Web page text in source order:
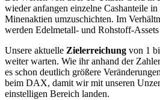
wieder anfangen einzelne Cashanteile
Minenaktien umzuschichten. Im
werden Edelmetall- und Rohstoff-
Unsere aktuelle Zielerreichung von 1
weiter warten. Wie ihr anhand der
es schon deutlich größere
beim DAX, damit wir mit unseren
einstelligen Bereich landen.